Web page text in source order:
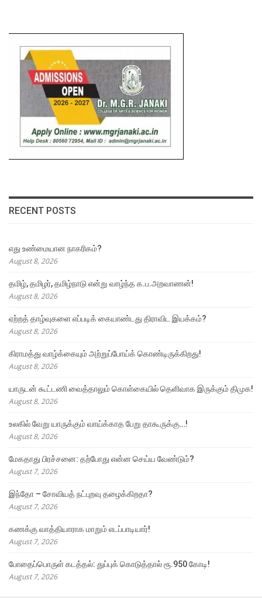
RECENT POSTS
எது உண்மையான நாகரிகம்?
August 8, 2026
தமிழ், தமிழர், தமிழ்நாடு என்று வாழ்ந்த க.ப.அறவாணன்!
August 8, 2026
ஏற்றத் தாழ்வுகளை எப்படிக் கையாண்டது திராவிட இயக்கம்?
August 8, 2026
கிராமத்து வாழ்க்கையும் அற்றுப்போய்க் கொண்டிருக்கிறது!
August 8, 2026
யாருடன் கூட்டணி வைத்தாலும் கொள்கையில் தெளிவாக இருக்கும் திமுக!
August 8, 2026
உலகில் வேறு யாருக்கும் வாய்க்காத பேறு தாகூருக்கு…!
August 8, 2026
மேகதாது பிரச்சனை: தற்போது என்ன செய்ய வேண்டும்?
August 7, 2026
இந்தோ – சோவியத் நட்புறவு தழைக்கிறதா?
August 7, 2026
கணக்கு வாத்தியாராக மாறும் எடப்பாடியார்!
August 7, 2026
போதைப்பொருள் கடத்தல்: துப்புக் கொடுத்தால் ரூ.950 கோடி!
August 7, 2026